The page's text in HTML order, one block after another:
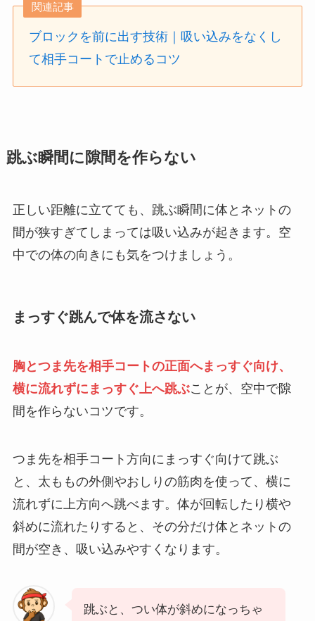
関連記事
ブロックを前に出す技術｜吸い込みをなくし
て相手コートで止めるコツ
跳ぶ瞬間に隙間を作らない
正しい距離に立てても、跳ぶ瞬間に体とネットの
間が狭すぎてしまっては吸い込みが起きます。空
中での体の向きにも気をつけましょう。
まっすぐ跳んで体を流さない
胸とつま先を相手コートの正面へまっすぐ向け、
横に流れずにまっすぐ上へ跳ぶことが、空中で隙
間を作らないコツです。
つま先を相手コート方向にまっすぐ向けて跳ぶ
と、太ももの外側やおしりの筋肉を使って、横に
流れずに上方向へ跳べます。体が回転したり横や
斜めに流れたりすると、その分だけ体とネットの
間が空き、吸い込みやすくなります。
跳ぶと、つい体が斜めになっちゃ